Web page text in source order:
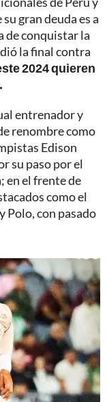
gran deuda es a
de conquistar la
la final contra
2024 quieren
entrenador y
renombre como
Edison
su paso por el
en el frente de
como el
Polo, con pasado